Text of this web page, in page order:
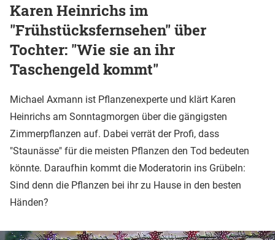
Karen Heinrichs im
"Frühstücksfernsehen" über
Tochter: "Wie sie an ihr
Taschengeld kommt"
Michael Axmann ist Pflanzenexperte und klärt Karen
Heinrichs am Sonntagmorgen über die gängigsten
Zimmerpflanzen auf. Dabei verrät der Profi, dass
"Staunässe" für die meisten Pflanzen den Tod bedeuten
könnte. Daraufhin kommt die Moderatorin ins Grübeln:
Sind denn die Pflanzen bei ihr zu Hause in den besten
Händen?